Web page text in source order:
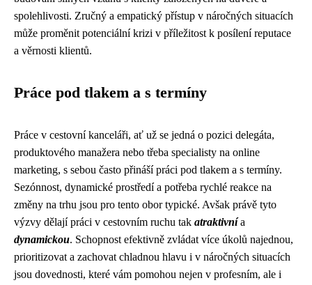
spolehlivosti. Zručný a empatický přístup v náročných situacích
může proměnit potenciální krizi v příležitost k posílení reputace
a věrnosti klientů.
Práce pod tlakem a s termíny
Práce v cestovní kanceláři, ať už se jedná o pozici delegáta,
produktového manažera nebo třeba specialisty na online
marketing, s sebou často přináší práci pod tlakem a s termíny.
Sezónnost, dynamické prostředí a potřeba rychlé reakce na
změny na trhu jsou pro tento obor typické. Avšak právě tyto
výzvy dělají práci v cestovním ruchu tak atraktivnía
dynamickou. Schopnost efektivně zvládat více úkolů najednou,
prioritizovat a zachovat chladnou hlavu i v náročných situacích
jsou dovednosti, které vám pomohou nejen v profesním, ale i